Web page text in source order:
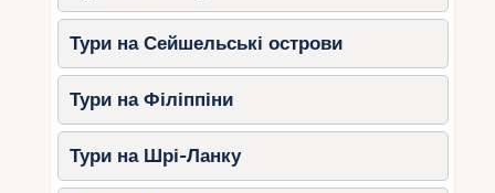
Lakaz Chamarel Exclusive
Lodge
Близько Блек-Рівер-Горжес.
Панорамні види та атмосфера
усамітнення.
Тури на Сейшельські острови
Тури на Філіппіни
Тури на Шрі-Ланку